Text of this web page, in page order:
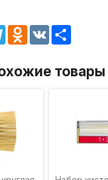
TelegramOdnoklassniki
VK
товары